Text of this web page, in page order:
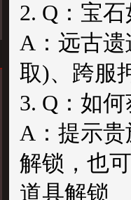
2. Q：宝
A：远古
取)、跨服
3. Q：如
A：提示
解锁，也
道具解锁